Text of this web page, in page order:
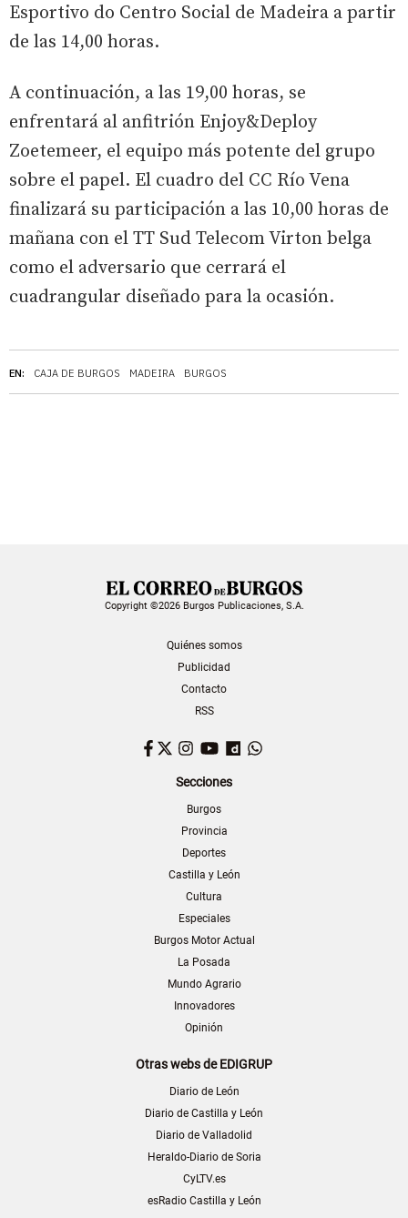
EN: CAJA DE BURGOS MADEIRA BURGOS
Esportivo do Centro Social de Madeira a partir
de las 14,00 horas.
A continuación, a las 19,00 horas, se
enfrentará al anfitrión Enjoy&Deploy
Zoetemeer, el equipo más potente del grupo
sobre el papel. El cuadro del CC Río Vena
finalizará su participación a las 10,00 horas de
mañana con el TT Sud Telecom Virton belga
como el adversario que cerrará el
cuadrangular diseñado para la ocasión.
Copyright ©2026 Burgos Publicaciones, S.A.
Quiénes somos
Publicidad
Contacto
RSS
Facebook
TwitterInstagram
YouTubeDailymotion
Secciones
Burgos
Provincia
Deportes
Castilla y León
Cultura
Especiales
Burgos Motor Actual
La Posada
Mundo Agrario
Innovadores
Opinión
Otras webs de EDIGRUP
Diario de León
Diario de Castilla y León
Diario de Valladolid
Heraldo-Diario de Soria
CyLTV.es
esRadio Castilla y León